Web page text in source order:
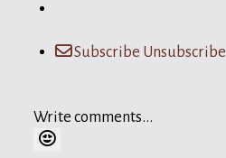
Subscribe Unsubscribe
Write comments...